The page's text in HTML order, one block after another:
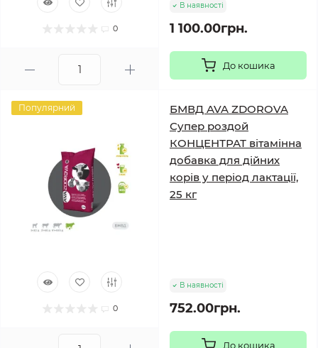
0
В наявності
1 100.00грн.
До кошика
Популярний
0
БМВД AVA ZDOROVA
Супер роздой
КОНЦЕНТРАТ вітамінна
добавка для дійних
корів у період лактації,
25 кг
В наявності
752.00грн.
До кошика